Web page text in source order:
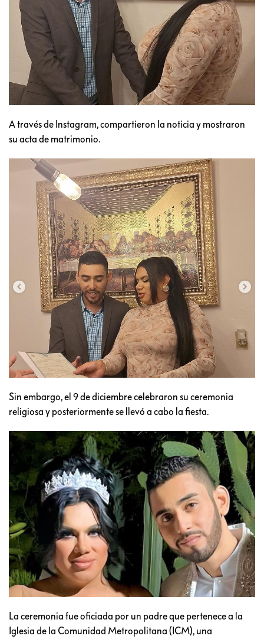
A través de Instagram, compartieron la noticia y mostraron
su acta de matrimonio.
Sin embargo, el 9 de diciembre celebraron su ceremonia
religiosa y posteriormente se llevó a cabo la fiesta.
La ceremonia fue oficiada por un padre que pertenece a la
Iglesia de la Comunidad Metropolitana (ICM), una